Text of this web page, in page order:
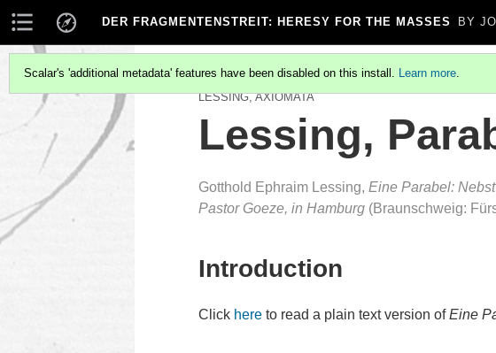
DER FRAGMENTENSTREIT: HERESY FOR THE MASSES BY
Scalar's 'additional metadata' features have been disabled on this install. Learn more.
LESSING, AXIOMATA
Lessing,
Gotthold Ephraim Lessing, Eine Parabel:
Pastor Goeze, in Hamburg (Braunschweig:
Introduction
Click here to read a plain text version ofEine